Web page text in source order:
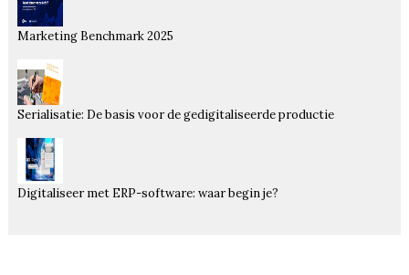
Marketing Benchmark 2025
Serialisatie: De basis voor de gedigitaliseerde productie
Digitaliseer met ERP-software: waar begin je?